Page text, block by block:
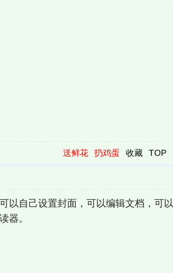
送鲜花 扔鸡蛋 收藏 TOP
以自己设置封面，可以编辑文档，可以
器。